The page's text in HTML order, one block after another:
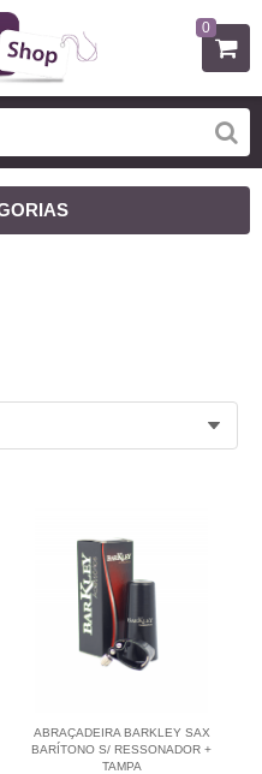
0
ABRAÇADEIRA BARKLEY SAX
BARÍTONO S/ RESSONADOR +
TAMPA